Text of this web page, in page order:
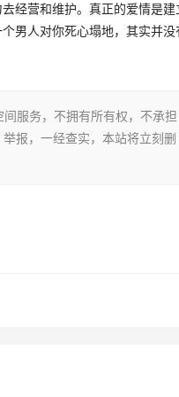
经营和维护。真正的爱情是建
男人对你死心塌地，其实并没
服务，不拥有所有权，不承担
报，一经查实，本站将立刻删